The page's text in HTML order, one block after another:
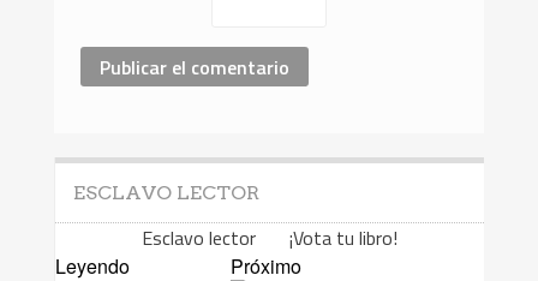
ESCLAVO LECTOR
Esclavo lector ¡Vota tu libro!
Leyendo Próximo